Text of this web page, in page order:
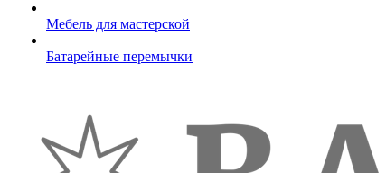
Мебель для мастерской
Батарейные перемычки